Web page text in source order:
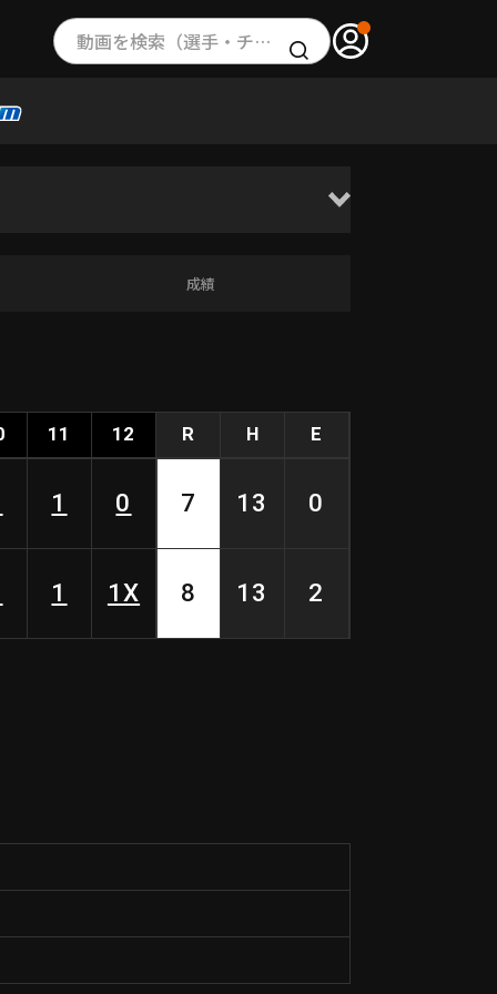
動画を検索（選手・チーム・プレー内容…）
成績
11 12 R H E
1 0 7 13 0
1 1X 8 13 2